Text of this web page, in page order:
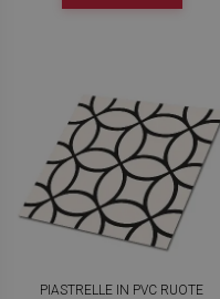
PIASTRELLE IN PVC RUOTE